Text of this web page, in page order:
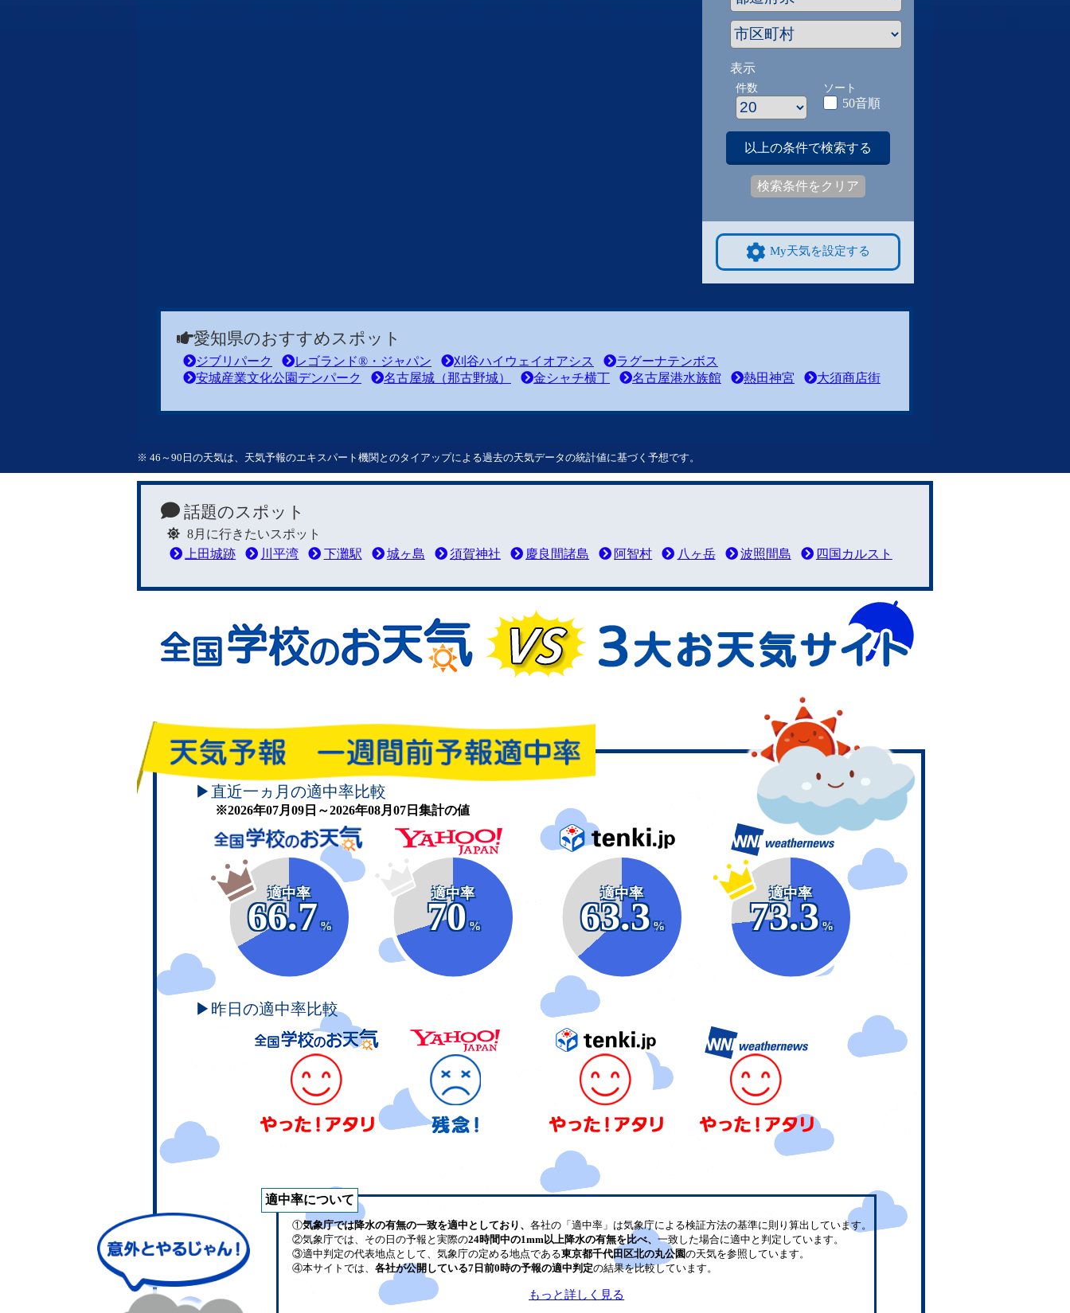
表示
件数 ソート
50音順
以上の条件で検索する
検索条件をクリア
My天気を設定する
愛知県のおすすめスポット
ジブリパーク レゴランド®・ジャパン 刈谷ハイウェイオアシス
ラグーナテンボス
安城産業文化公園デンパーク
名古屋城（那古野城） 金シャチ横丁 名古屋港水族館 熱田神宮 大須商店街
※ 46～90日の天気は、天気予報のエキスパート機関とのタイアップによる過去の天気データの統計値に基づく予想です。
話題のスポット
8月に行きたいスポット
上田城跡
川平湾 下灘駅 城ヶ島 須賀神社 慶良間諸島 阿智村 八ヶ岳 波照間島 四国カルスト
▶直近一ヵ月の適中率比較
※2026年07月09日～2026年08月07日集計の値
適中率
66.7
%
適中率
70
%
適中率
63.3
%
適中率
73.3
%
▶昨日の適中率比較
適中率について
①気象庁では降水の有無の一致を適中としており、 各社の「適中率」は気象庁による検証方法の基準に則り算出しています。
②気象庁では、その日の予報と実際の24時間中の1mm以上降水の有無を比べ、 一致した場合に適中と判定しています。
③適中判定の代表地点として、気象庁の定める地点である東京都千代田区北の丸公園の天気を参照しています。
④本サイトでは、 各社が公開している7日前0時の予報の適中判定の結果を比較しています。
もっと詳しく見る